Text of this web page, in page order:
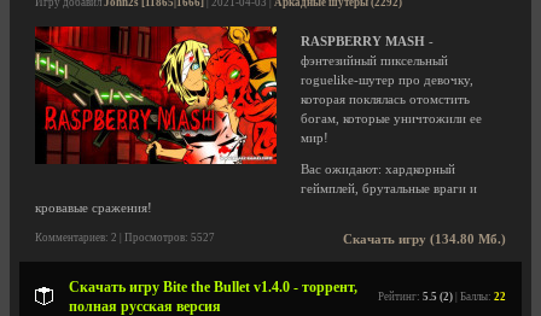
Игру добавил John2s [11865|1666] | 2021-04-03 | Аркадные шутеры (2292)
RASPBERRY MASH -
фэнтезийный пиксельный
roguelike-шутер про девочку,
которая поклялась отомстить
богам, которые уничтожили ее
мир!
Вас ожидают: хардкорный
геймплей, брутальные враги и
кровавые сражения!
Скачать игру (134.80 Мб.)
Комментариев: 2 | Просмотров: 5527
Скачать игру Bite the Bullet v1.4.0 - торрент,
полная русская версия
Рейтинг: 5.5 (2) | Баллы: 22